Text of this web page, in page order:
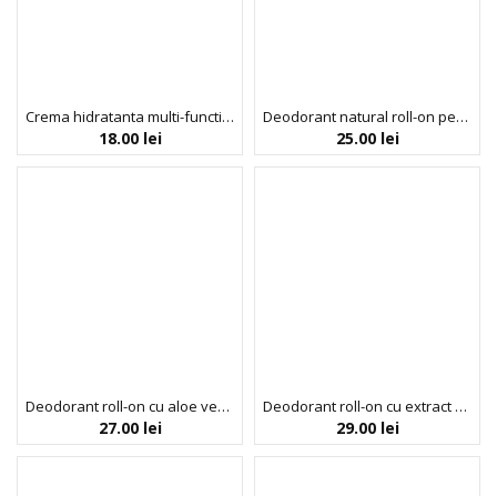
Crema hidratanta multi-functionala pentru barbati [GENTLE]MEN ONE & ONLY, Biobaza, 30 ml
18.00 lei
Deodorant natural roll-on pentru copii Applechu Monster, Biobaza Kids, 30 ml
25.00 lei
Deodorant roll-on cu aloe vera si extract de portocala dulce & salvie, Sportsman, BIOBAZA GENTLE[MEN], 50 ml
27.00 lei
Deodorant roll-on cu extract de miere si lapte de capra, BIOBAZA BEES & GOATS, 50 ml
29.00 lei